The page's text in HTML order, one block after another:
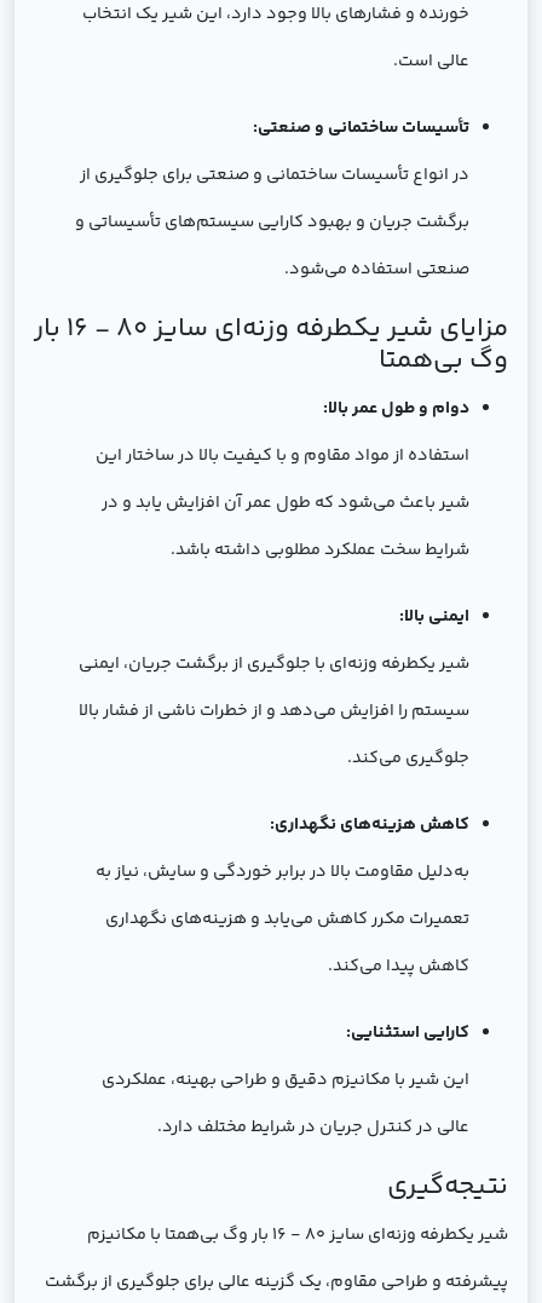
خورنده و فشارهای بالا وجود دارد، این شیر یک انتخاب
عالی است.
تأسیسات ساختمانی و صنعتی:
در انواع تأسیسات ساختمانی و صنعتی برای جلوگیری از
برگشت جریان و بهبود کارایی سیستم‌های تأسیساتی و
صنعتی استفاده می‌شود.
مزایای شیر یکطرفه وزنه‌ای سایز 80 - 16 بار
وگ بی‌همتا
دوام و طول عمر بالا:
استفاده از مواد مقاوم و با کیفیت بالا در ساختار این
شیر باعث می‌شود که طول عمر آن افزایش یابد و در
شرایط سخت عملکرد مطلوبی داشته باشد.
ایمنی بالا:
شیر یکطرفه وزنه‌ای با جلوگیری از برگشت جریان، ایمنی
سیستم را افزایش می‌دهد و از خطرات ناشی از فشار بالا
جلوگیری می‌کند.
کاهش هزینه‌های نگهداری:
به‌دلیل مقاومت بالا در برابر خوردگی و سایش، نیاز به
تعمیرات مکرر کاهش می‌یابد و هزینه‌های نگهداری
کاهش پیدا می‌کند.
کارایی استثنایی:
این شیر با مکانیزم دقیق و طراحی بهینه، عملکردی
عالی در کنترل جریان در شرایط مختلف دارد.
نتیجه‌گیری
شیر یکطرفه وزنه‌ای سایز 80 - 16 بار وگ بی‌همتا با مکانیزم
پیشرفته و طراحی مقاوم، یک گزینه عالی برای جلوگیری از برگشت